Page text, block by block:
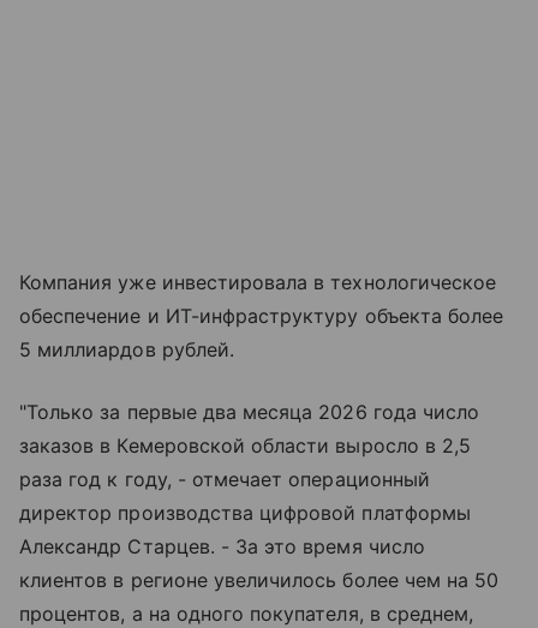
Компания уже инвестировала в технологическое
обеспечение и ИT-инфраструктуру объекта более
5 миллиардов рублей.
"Только за первые два месяца 2026 года число
заказов в Кемеровской области выросло в 2,5
раза год к году, - отмечает операционный
директор производства цифровой платформы
Александр Старцев. - За это время число
клиентов в регионе увеличилось более чем на 50
процентов, а на одного покупателя, в среднем,